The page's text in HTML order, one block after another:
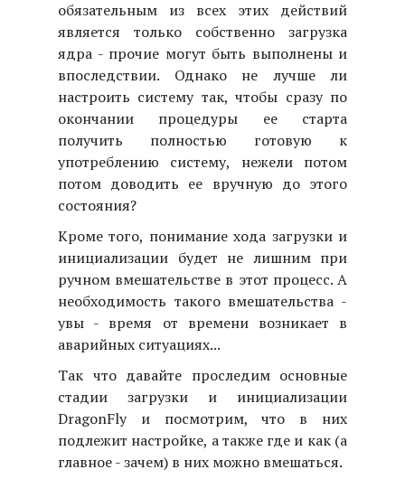
обязательным из всех этих действий
является только собственно загрузка
ядра - прочие могут быть выполнены и
впоследствии. Однако не лучше ли
настроить систему так, чтобы сразу по
окончании процедуры ее старта
получить полностью готовую к
употреблению систему, нежели потом
потом доводить ее вручную до этого
состояния?
Кроме того, понимание хода загрузки и
инициализации будет не лишним при
ручном вмешательстве в этот процесс. А
необходимость такого вмешательства -
увы - время от времени возникает в
аварийных ситуациях...
Так что давайте проследим основные
стадии загрузки и инициализации
DragonFly и посмотрим, что в них
подлежит настройке, а также где и как (а
главное - зачем) в них можно вмешаться.